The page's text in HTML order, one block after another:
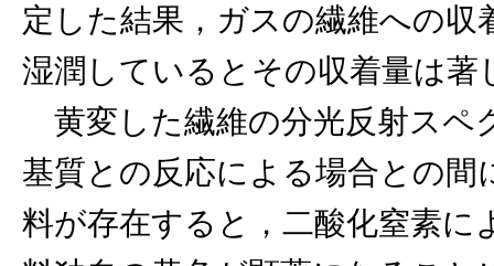
定した結果，ガスの繊維への
湿潤しているとその収着量は
黄変した繊維の分光反射スペ
基質との反応による場合との
料が存在すると，二酸化窒素に